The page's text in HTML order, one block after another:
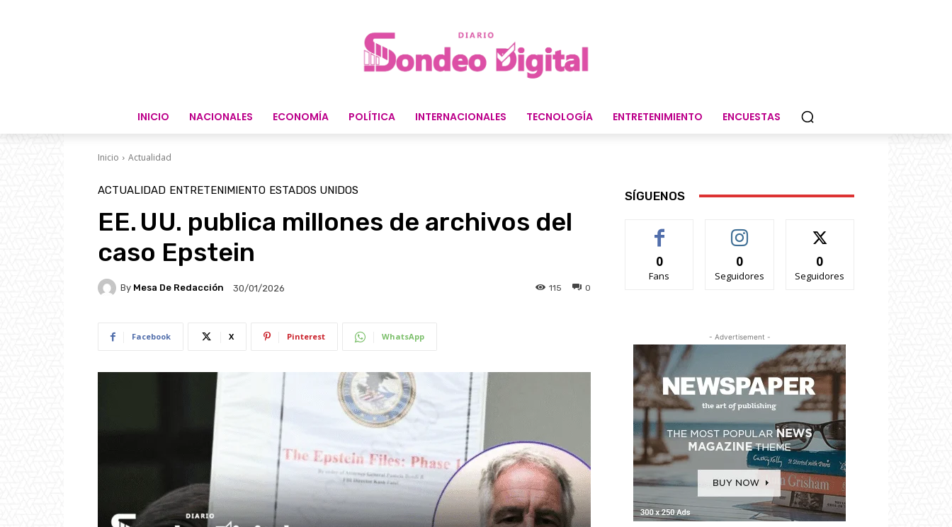
INICIO NACIONALES ECONOMÍA POLÍTICA INTERNACIONALES TECNOLOGÍA ENTRETENIMIENTO ENCUESTAS
Inicio Actualidad
ACTUALIDAD ENTRETENIMIENTO ESTADOS UNIDOS
EE. UU. publica millones de archivos del
caso Epstein
By Mesa De Redacción 30/01/2026 0
115
Facebook X Pinterest WhatsApp
SÍGUENOS
0
Fans
0
Seguidores
0
Seguidores
- Advertisement -